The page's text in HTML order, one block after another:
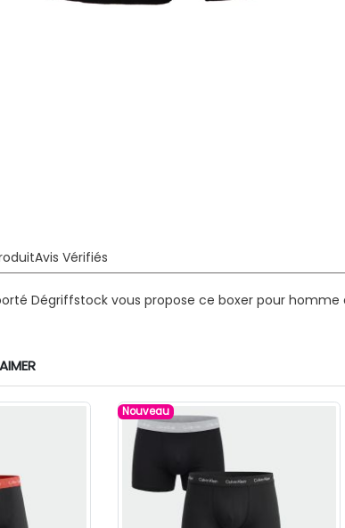
Avis Vérifiés
Dégriffstock vous propose ce boxer pour homme
Nouveau